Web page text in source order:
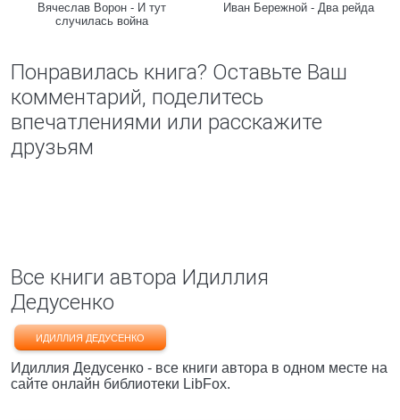
Вячеслав Ворон - И тут
случилась война
Иван Бережной - Два рейда
Понравилась книга? Оставьте Ваш
комментарий, поделитесь
впечатлениями или расскажите
друзьям
Все книги автора Идиллия
Дедусенко
ИДИЛЛИЯ ДЕДУСЕНКО
Идиллия Дедусенко - все книги автора в одном месте на
сайте онлайн библиотеки LibFox.